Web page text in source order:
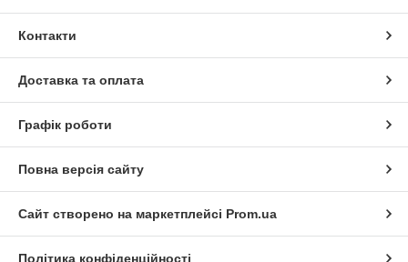
Контакти
Доставка та оплата
Графік роботи
Повна версія сайту
Сайт створено на маркетплейсі Prom.ua
Політика конфіденційності